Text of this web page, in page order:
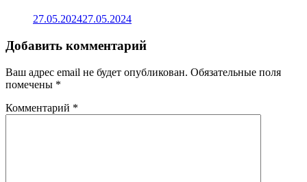
27.05.202427.05.2024
Добавить комментарий
Ваш адрес email не будет опубликован. Обязательные поля
помечены *
Комментарий *